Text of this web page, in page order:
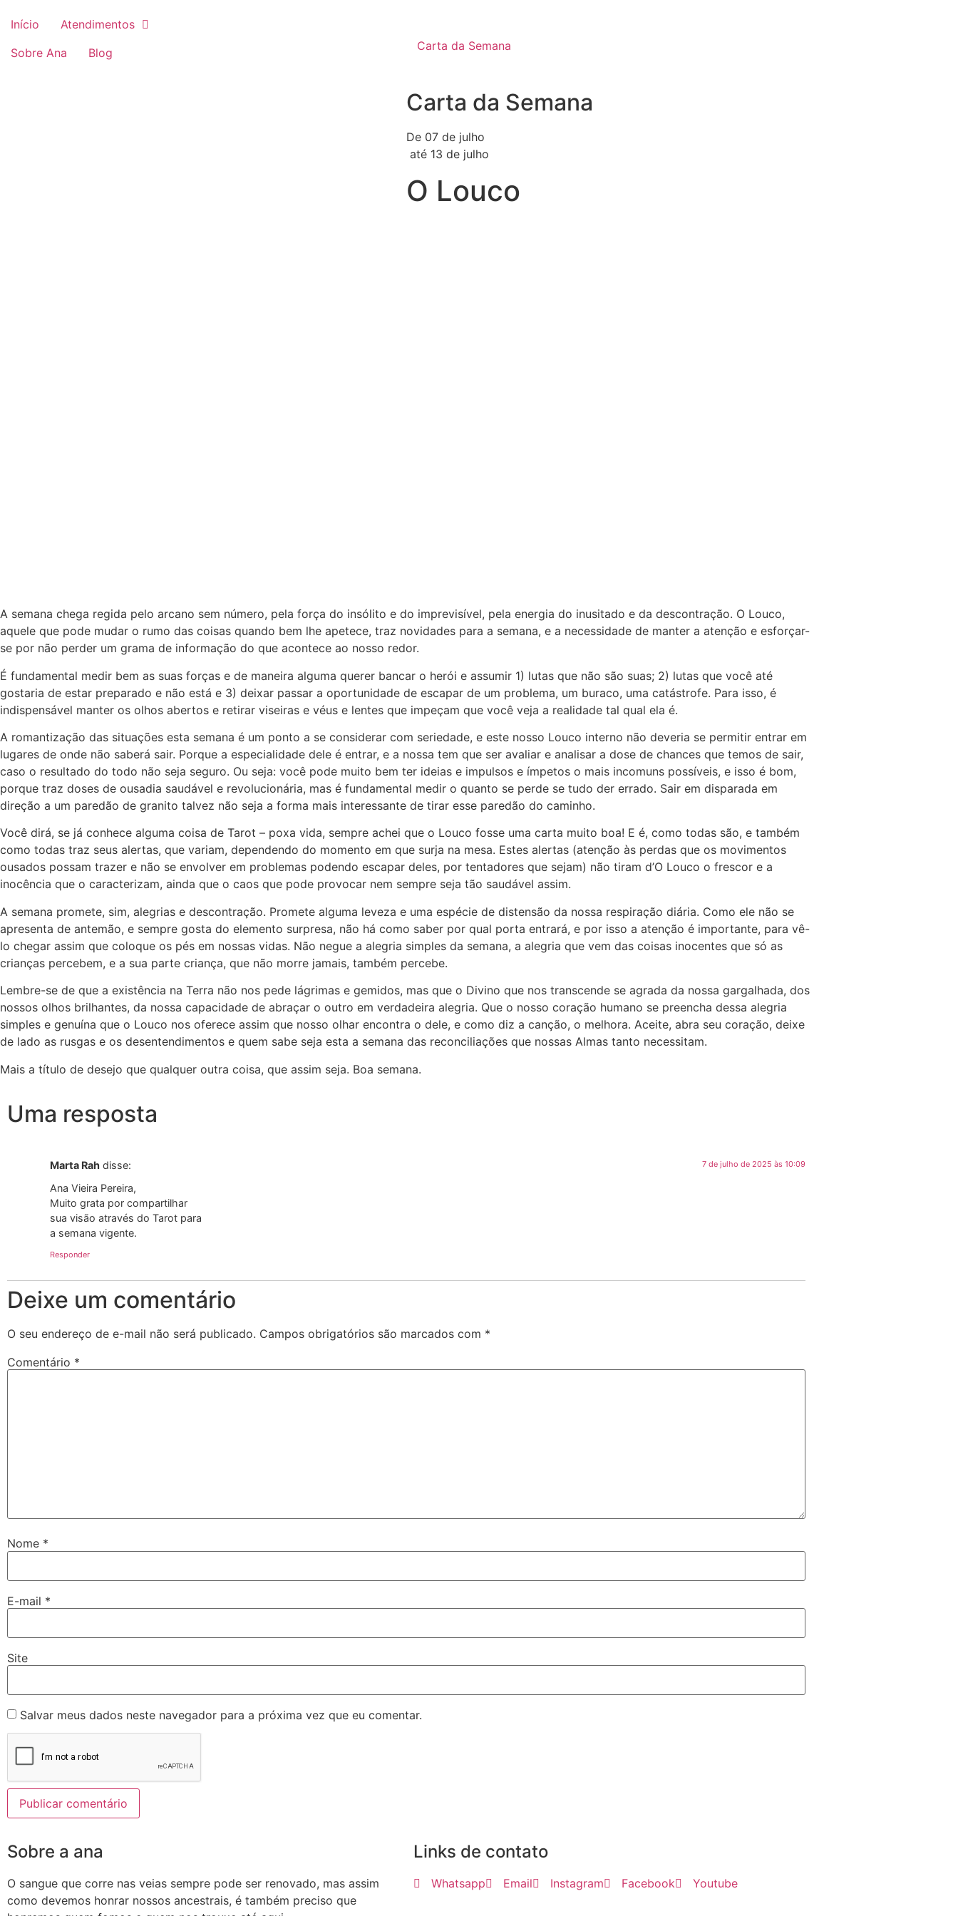
Início
Atendimentos
Sobre Ana
Blog Carta da Semana
Carta da Semana
De 07 de julho
até 13 de julho
O Louco
A semana chega regida pelo arcano sem número, pela força do insólito e do imprevisível, pela energia do inusitado e da descontração. O Louco,
aquele que pode mudar o rumo das coisas quando bem lhe apetece, traz novidades para a semana, e a necessidade de manter a atenção e esforçar-
se por não perder um grama de informação do que acontece ao nosso redor.
É fundamental medir bem as suas forças e de maneira alguma querer bancar o herói e assumir 1) lutas que não são suas; 2) lutas que você até
gostaria de estar preparado e não está e 3) deixar passar a oportunidade de escapar de um problema, um buraco, uma catástrofe. Para isso, é
indispensável manter os olhos abertos e retirar viseiras e véus e lentes que impeçam que você veja a realidade tal qual ela é.
A romantização das situações esta semana é um ponto a se considerar com seriedade, e este nosso Louco interno não deveria se permitir entrar em
lugares de onde não saberá sair. Porque a especialidade dele é entrar, e a nossa tem que ser avaliar e analisar a dose de chances que temos de sair,
caso o resultado do todo não seja seguro. Ou seja: você pode muito bem ter ideias e impulsos e ímpetos o mais incomuns possíveis, e isso é bom,
porque traz doses de ousadia saudável e revolucionária, mas é fundamental medir o quanto se perde se tudo der errado. Sair em disparada em
direção a um paredão de granito talvez não seja a forma mais interessante de tirar esse paredão do caminho.
Você dirá, se já conhece alguma coisa de Tarot – poxa vida, sempre achei que o Louco fosse uma carta muito boa! E é, como todas são, e também
como todas traz seus alertas, que variam, dependendo do momento em que surja na mesa. Estes alertas (atenção às perdas que os movimentos
ousados possam trazer e não se envolver em problemas podendo escapar deles, por tentadores que sejam) não tiram d’O Louco o frescor e a
inocência que o caracterizam, ainda que o caos que pode provocar nem sempre seja tão saudável assim.
A semana promete, sim, alegrias e descontração. Promete alguma leveza e uma espécie de distensão da nossa respiração diária. Como ele não se
apresenta de antemão, e sempre gosta do elemento surpresa, não há como saber por qual porta entrará, e por isso a atenção é importante, para vê-
lo chegar assim que coloque os pés em nossas vidas. Não negue a alegria simples da semana, a alegria que vem das coisas inocentes que só as
crianças percebem, e a sua parte criança, que não morre jamais, também percebe.
Lembre-se de que a existência na Terra não nos pede lágrimas e gemidos, mas que o Divino que nos transcende se agrada da nossa gargalhada, dos
nossos olhos brilhantes, da nossa capacidade de abraçar o outro em verdadeira alegria. Que o nosso coração humano se preencha dessa alegria
simples e genuína que o Louco nos oferece assim que nosso olhar encontra o dele, e como diz a canção, o melhora. Aceite, abra seu coração, deixe
de lado as rusgas e os desentendimentos e quem sabe seja esta a semana das reconciliações que nossas Almas tanto necessitam.
Mais a título de desejo que qualquer outra coisa, que assim seja. Boa semana.
Uma resposta
Marta Rah disse: 7 de julho de 2025 às 10:09
Ana Vieira Pereira,
Muito grata por compartilhar
sua visão através do Tarot para
a semana vigente.
Responder
Deixe um comentário
O seu endereço de e-mail não será publicado. Campos obrigatórios são marcados com *
Comentário *
Nome *
E-mail *
Site
Salvar meus dados neste navegador para a próxima vez que eu comentar.
Sobre a ana
O sangue que corre nas veias sempre pode ser renovado, mas assim
como devemos honrar nossos ancestrais, é também preciso que
Links de contato
Whatsapp Email Instagram Facebook Youtube